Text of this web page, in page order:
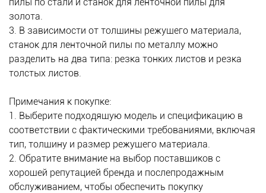
золота.
3. В зависимости от толщины режущего материала,
станок для ленточной пилы по металлу можно
разделить на два типа: резка тонких листов и резка
толстых листов.
Примечания к покупке:
1. Выберите подходящую модель и спецификацию в
соответствии с фактическими требованиями, включая
тип, толщину и размер режущего материала.
2. Обратите внимание на выбор поставщиков с
хорошей репутацией бренда и послепродажным
обслуживанием, чтобы обеспечить покупку